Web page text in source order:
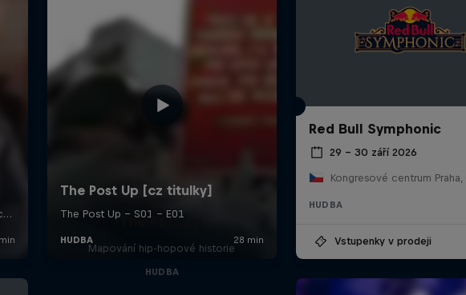
Red Bull Symphonic
29 – 30 září 2026
Kongresové centrum Praha,
HUDBA
Vstupenky v prodeji
The Post Up
Mapování hip-hopové historie
HUDBA